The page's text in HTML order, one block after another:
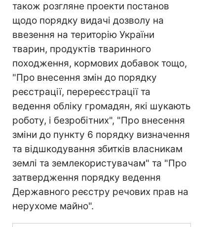
також розгляне проекти постанов
щодо порядку видачі дозволу на
ввезення на територію України
тварин, продуктів тваринного
походження, кормових добавок тощо,
"Про внесення змін до порядку
реєстрації, перереєстрації та
ведення обліку громадян, які шукають
роботу, і безробітних", "Про внесення
зміни до пункту 6 порядку визначення
та відшкодування збитків власникам
землі та землекористувачам" та "Про
затвердження порядку ведення
Державного реєстру речових прав на
нерухоме майно".